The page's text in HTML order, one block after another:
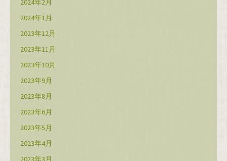
2024年2月
2024年1月
2023年12月
2023年11月
2023年10月
2023年9月
2023年8月
2023年6月
2023年5月
2023年4月
2023年3月